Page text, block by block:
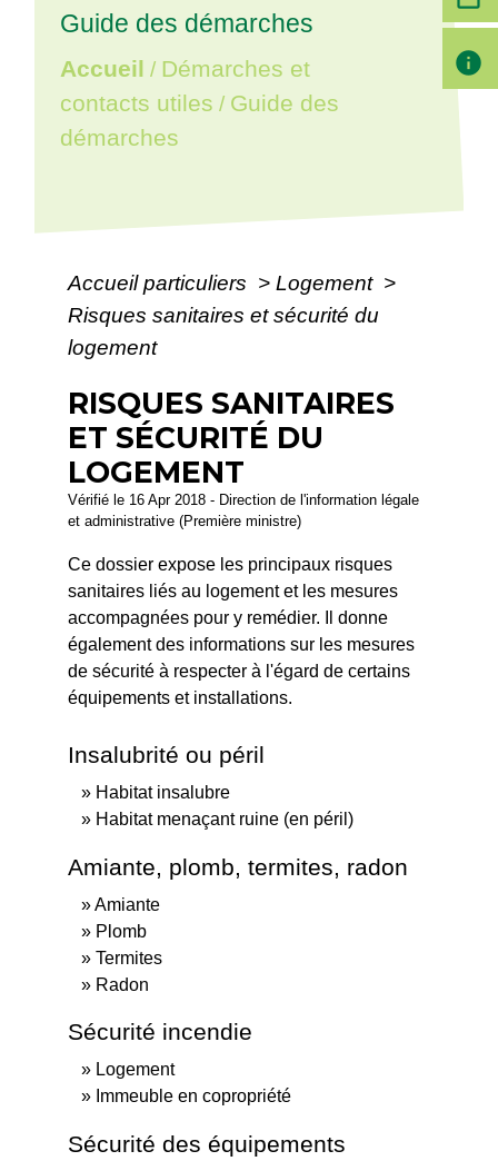
Guide des démarches
Accueil / Démarches et
contacts utiles / Guide des
démarches
Accueil particuliers > Logement >
Risques sanitaires et sécurité du
logement
RISQUES SANITAIRES
ET SÉCURITÉ DU
LOGEMENT
Vérifié le 16 Apr 2018 - Direction de l'information légale
et administrative (Première ministre)
Ce dossier expose les principaux risques
sanitaires liés au logement et les mesures
accompagnées pour y remédier. Il donne
également des informations sur les mesures
de sécurité à respecter à l'égard de certains
équipements et installations.
Insalubrité ou péril
Habitat insalubre
Habitat menaçant ruine (en péril)
Amiante, plomb, termites, radon
Amiante
Plomb
Termites
Radon
Sécurité incendie
Logement
Immeuble en copropriété
Sécurité des équipements
info